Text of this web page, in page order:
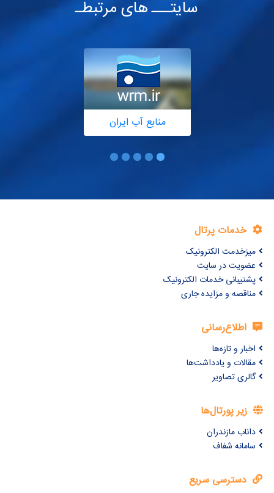
سایتـــ های مرتبطـ
منابع آب ایران
خدمات پرتال
میزخدمت الکترونیک
عضویت در سایت
پشتیبانی خدمات الکترونیک
مناقصه و مزایده جاری
اطلاع‌رسانی
اخبار و تازه‌ها
مقالات و یادداشت‌ها
گالری تصاویر
زیر پورتال‌ها
داناب مازندران
سامانه شفاف
دسترسی سریع